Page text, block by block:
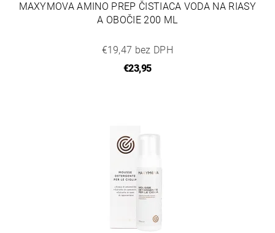
MAXYMOVA AMINO PREP ČISTIACA VODA NA RIASY
A OBOČIE 200 ML
€19,47 bez DPH
€23,95